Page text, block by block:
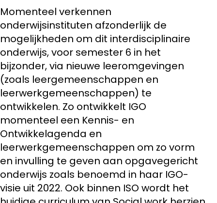
Momenteel verkennen
onderwijsinstituten afzonderlijk de
mogelijkheden om dit interdisciplinaire
onderwijs, voor semester 6 in het
bijzonder, via nieuwe leeromgevingen
(zoals leergemeenschappen en
leerwerkgemeenschappen) te
ontwikkelen. Zo ontwikkelt IGO
momenteel een Kennis- en
Ontwikkelagenda en
leerwerkgemeenschappen om zo vorm
en invulling te geven aan opgavegericht
onderwijs zoals benoemd in haar IGO-
visie uit 2022. Ook binnen ISO wordt het